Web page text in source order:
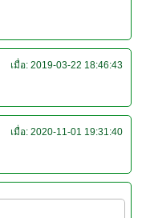
เมื่อ:2019-03-22 18:46:43
เมื่อ:2020-11-01 19:31:40